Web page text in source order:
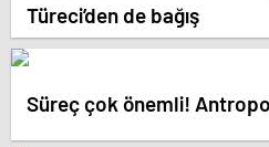
Türeci’den de bağış
Süreç çok önemli!